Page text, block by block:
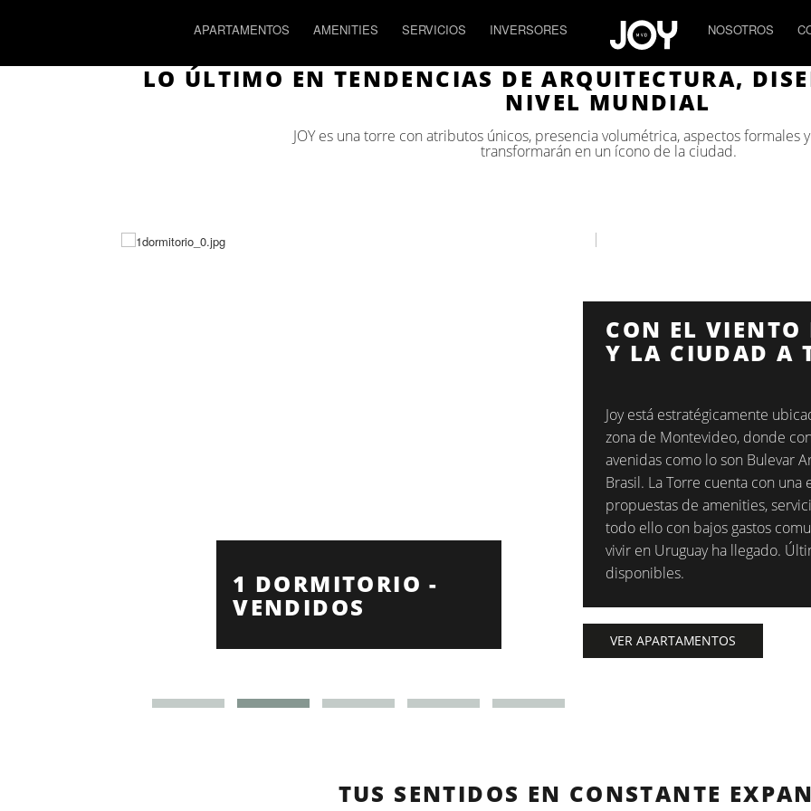
APARTAMENTOS AMENITIES SERVICIOS INVERSORES NOSOTROS
LO ÚLTIMO EN TENDENCIAS DE ARQUITECTURA,
NIVEL MUNDIAL
JOY es una torre con atributos únicos, presencia volumétrica, aspectos formales
transformarán en un ícono de la ciudad.
1 DORMITORIO -
VENDIDOS DESDE
CON EL VIENTO
Y LA CIUDAD A
Joy está estratégicamente
zona de Montevideo, donde
avenidas como lo son Bulevar
Brasil. La Torre cuenta con una
propuestas de amenities,
todo ello con bajos gastos
vivir en Uruguay ha llegado.
disponibles.
VER APARTAMENTOS
TUS SENTIDOS EN CONSTANTE